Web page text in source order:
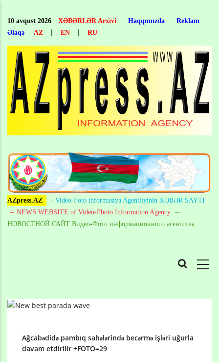
main
content
10 avqust 2026 XƏBƏRLƏR Arxivi Haqqımızda
Reklam
Əlaqə
AZ | EN | RU
AZpress.AZ
- Video-Foto informasiya Agentliyinin XƏBƏR SAYTI
-- NEWS WEBSITE of Video-Photo Information Agency --
НОВОСТНОЙ САЙТ Видео-Фото информационного агентства
Breadcrumb
Ağcabədidə pambıq sahələrində becərmə işləri uğurla
davam etdirilir +FOTO=29